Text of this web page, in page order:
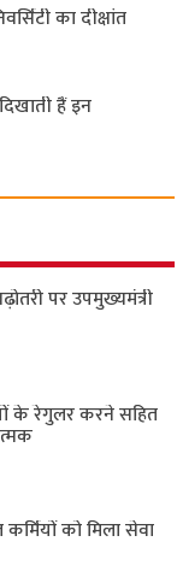
का दीक्षांत
हैं इन
पर उपमुख्यमंत्री
के रेगुलर करने सहित
को मिला सेवा